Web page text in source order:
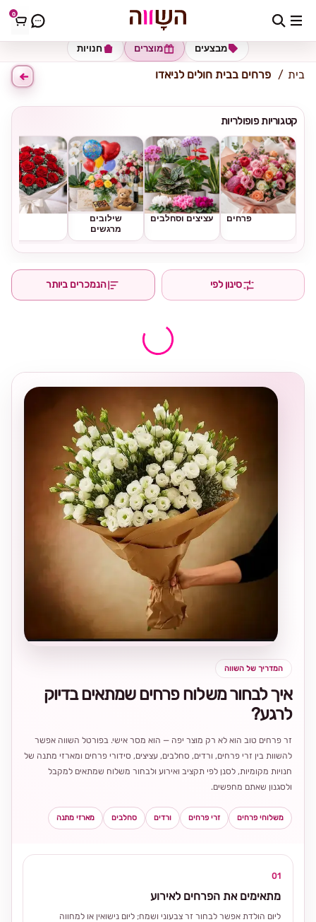
0 כתובת למשלוח הזינו כתובת
חנויות מוצרים מבצעים
בית פרחים בבית חולים לניאדו
קטגוריות פופולריות
פרחים עציצים וסחלבים
שילובים
מרגשים
סינון לפי הנמכרים ביותר
המדריך של השווה
איך לבחור משלוח פרחים שמתאים בדיוק
לרגע?
זר פרחים טוב הוא לא רק מוצר יפה — הוא מסר אישי. בפורטל השווה אפשר
להשוות בין זרי פרחים, ורדים, סחלבים, עציצים, סידורי פרחים ומארזי מתנה של
חנויות מקומיות, לסנן לפי תקציב ואירוע ולבחור משלוח שמתאים למקבל
ולסגנון שאתם מחפשים.
משלוחי פרחים זרי פרחים ורדים סחלבים מארזי מתנה
01
מתאימים את הפרחים לאירוע
ליום הולדת אפשר לבחור זר צבעוני ושמח; ליום נישואין או למחווה